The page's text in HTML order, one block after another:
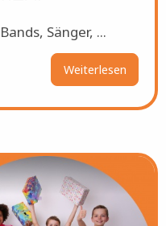
Sänger, ...
Weiterlesen